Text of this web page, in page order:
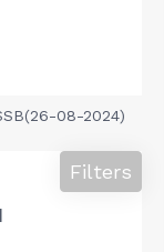
08-2024)
Filters